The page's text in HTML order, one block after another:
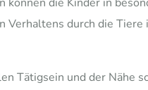
durch die
Tätigsein und der Nähe